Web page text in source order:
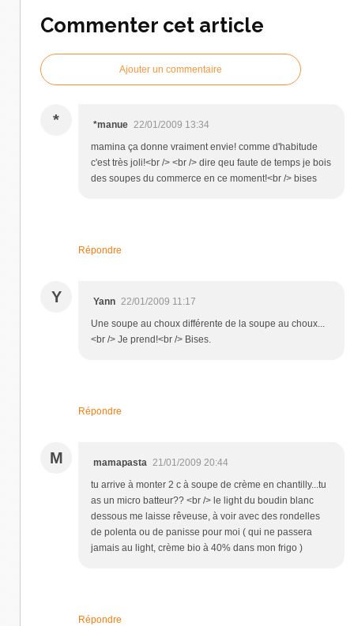
Commenter cet article
Ajouter un commentaire
* *manue 22/01/2009 13:34
mamina ça donne vraiment envie! comme d'habitude
c'est très joli!<br /> <br /> dire qeu faute de temps je bois
des soupes du commerce en ce moment!<br /> bises
Répondre
Y Yann 22/01/2009 11:17
Une soupe au choux différente de la soupe au choux...
<br /> Je prend!<br /> Bises.
Répondre
M mamapasta
21/01/2009 20:44
tu arrive à monter 2 c à soupe de crème en chantilly...tu
as un micro batteur?? <br /> le light du boudin blanc
dessous me laisse rêveuse, à voir avec des rondelles
de polenta ou de panisse pour moi ( qui ne passera
jamais au light, crème bio à 40% dans mon frigo )
Répondre